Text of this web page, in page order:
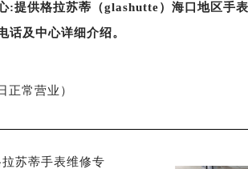
:提供格拉苏蒂（glashutte）海口地区手
话及中心详细介绍。
正常营业）
苏蒂手表维修专